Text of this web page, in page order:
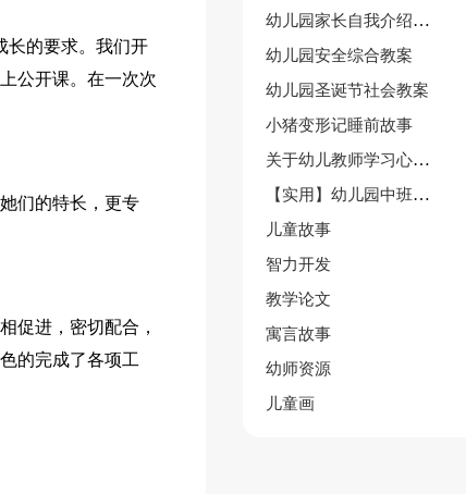
长的要求。我们开
公开课。在一次次
们的特长，更专
促进，密切配合，
的完成了各项工
幼儿园家长自我介绍集合15篇
幼儿园安全综合教案
幼儿园圣诞节社会教案
小猪变形记睡前故事
关于幼儿教师学习心得体会范文（精选3篇）
【实用】幼儿园中班数学教案模板汇总9篇
儿童故事
智力开发
教学论文
寓言故事
幼师资源
儿童画